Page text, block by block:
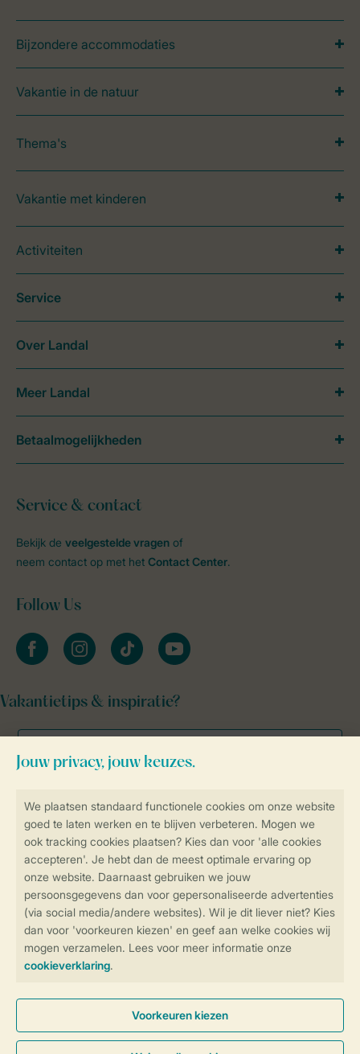
Controle over jouw gegevens &
Instellingen wijzigen
Veilig en snel online boeken
Veilige gegevensoverdracht
Veilige betaling
Bijzondere accommodaties
Vakantie in de natuur
Thema's
Vakantie met kinderen
Activiteiten
Service & contact
Bekijk de veelgestelde vragen of
neem contact op met het Contact Center.
Follow Us
facebookinstagramtiktok youtube
Vakantietips & inspiratie?
Service
Over Landal
Meer Landal
Betaalmogelijkheden